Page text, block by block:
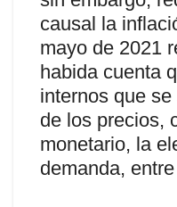
causal la
mayo de 2021
habida cuenta
internos que
de los precios,
monetario, la
demanda,